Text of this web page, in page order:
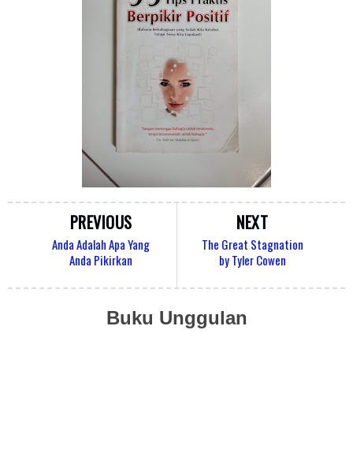
NEXT
The Great Stagnation
by Tyler Cowen
PREVIOUS
Anda Adalah Apa Yang
Anda Pikirkan
Buku Unggulan